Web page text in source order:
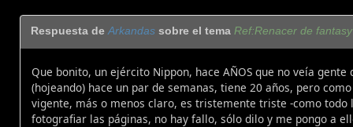
Respuesta deArkandas sobre el tema Ref:Renacer de fantasy
Que bonito, un ejército Nippon, hace AÑOS que no veía
(hojeando) hace un par de semanas, tiene 20 años, pero
vigente, más o menos claro, es tristemente triste -como
fotografiar las páginas, no hay fallo, sólo dilo y me pongo a